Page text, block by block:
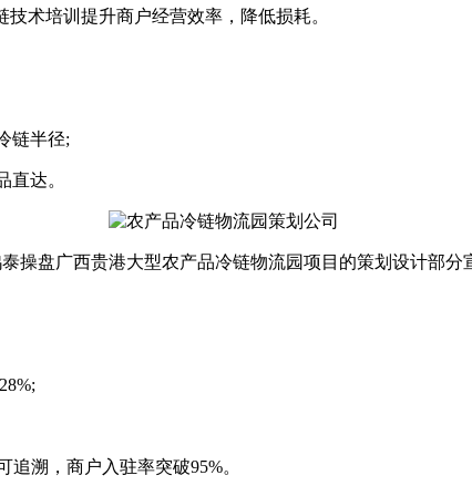
术培训提升商户经营效率，降低损耗。
链半径;
达。
盘广西贵港大型农产品冷链物流园项目的策划设计部分
溯，商户入驻率突破95%。